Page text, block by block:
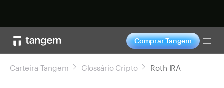
Comprar Tangem
Carteira Tangem Glossário Cripto Roth IRA